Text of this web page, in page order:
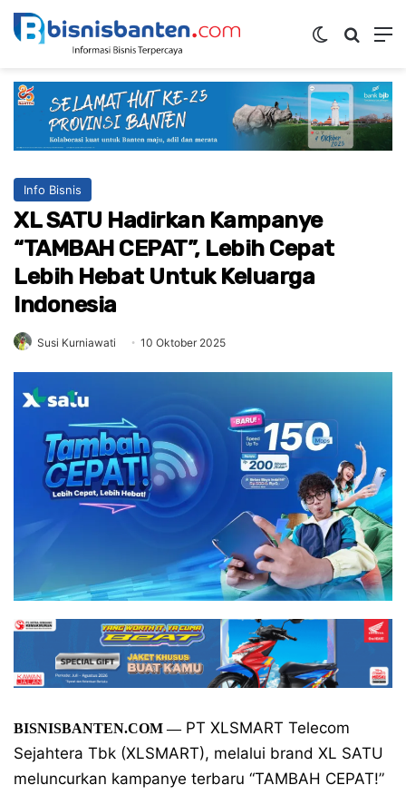
Switch skin
Info Bisnis
XL SATU Hadirkan Kampanye
“TAMBAH CEPAT”, Lebih Cepat
Lebih Hebat Untuk Keluarga
Indonesia
Susi Kurniawati 10 Oktober 2025
BISNISBANTEN.COM—PT XLSMART Telecom
Sejahtera Tbk (XLSMART), melalui brand XL SATU
meluncurkan kampanye terbaru “TAMBAH CEPAT!”